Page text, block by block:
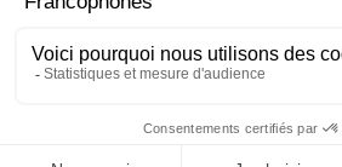
Dieu qui as révélé au monde que les
cette justice qui seule peut garantir